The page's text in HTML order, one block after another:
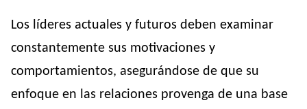
Los líderes actuales y futuros deben examinar
constantemente sus motivaciones y
comportamientos, asegurándose de que su
enfoque en las relaciones provenga de una base